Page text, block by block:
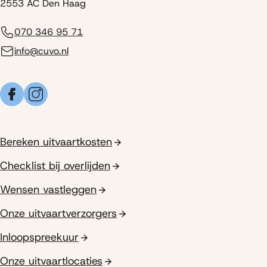
2553 AC Den Haag
070 346 95 71
info@cuvo.nl
FacebookInstagram
Bereken uitvaartkosten
Checklist bij overlijden
Wensen vastleggen
Onze uitvaartverzorgers
Inloopspreekuur
Onze uitvaartlocaties